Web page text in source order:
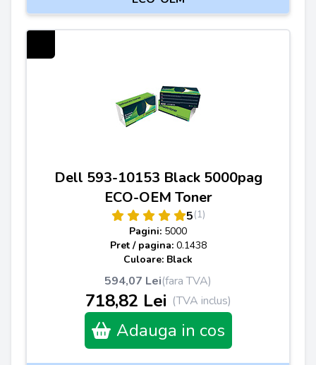
Dell 593-10153 Black 5000pag
ECO-OEM Toner
5(1)
Pagini: 5000
Pret / pagina: 0.1438
Culoare: Black
594,07 Lei(fara TVA)
718,82 Lei (TVA inclus)
Adauga in cos